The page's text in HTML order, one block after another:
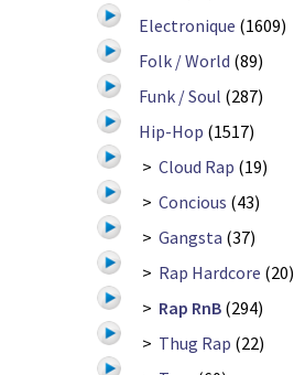
Electronique (1609)
Folk / World (89)
Funk / Soul (287)
Hip-Hop (1517)
> Cloud Rap (19)
> Concious (43)
> Gangsta (37)
> Rap Hardcore (20)
> Rap RnB (294)
> Thug Rap (22)